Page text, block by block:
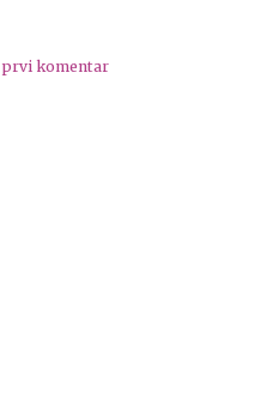
prvi komentar